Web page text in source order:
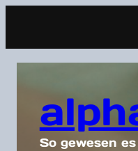
So gewesen